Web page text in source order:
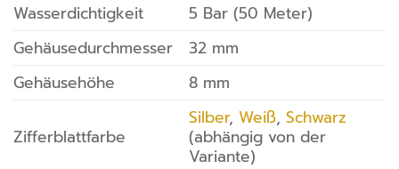
Wasserdichtigkeit
5 Bar (50 Meter)
Gehäusedurchmesser
32 mm
Gehäusehöhe
8 mm
Zifferblattfarbe
Silber, Weiß, Schwarz
(abhängig von der
Variante)